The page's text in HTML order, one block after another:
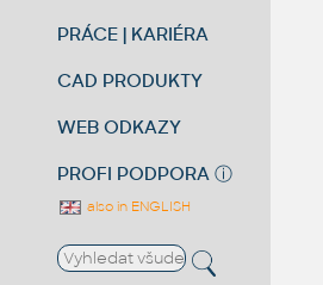
PRÁCE | KARIÉRA
CAD PRODUKTY
WEB ODKAZY
PROFI PODPORA ⓘ
also in ENGLISH